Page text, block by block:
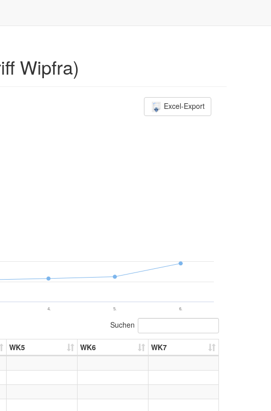
Wipfra)
Excel-Export
4. 5. 6.
Suchen
WK5 WK6 WK7